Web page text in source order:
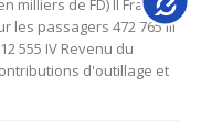
milliers de FD) II Frais de
les passagers 472 765 III
555 IV Revenu du
d'outillage et